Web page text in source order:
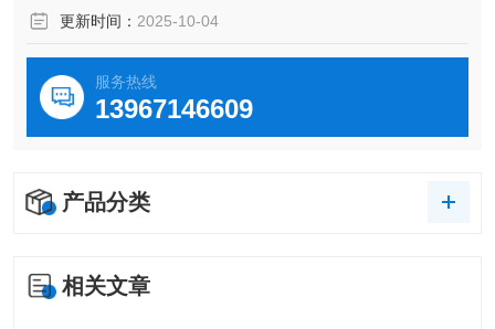
围内实现最高质量的AFM平台搭建，并在后期根据需要升级
全新的Ergo软件帮助您快速轻松地获得所需的信息定价
更新时间： 2025-10-04
服务热线
13967146609
产品分类
相关文章